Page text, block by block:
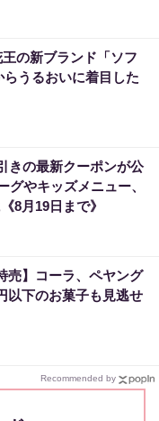
王の新ブランド「ソフ
うるおいに着目した
きの最新クーポンが公
グやキッズメニュー、
8月19日まで》
売】コーラ、ペヤング
以下のお菓子も見逃せ
Recommended by